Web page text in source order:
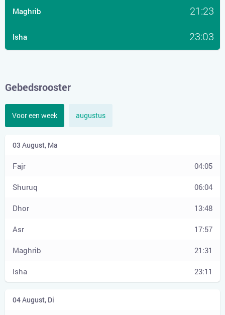
Maghrib 21:23
Isha 23:03
Gebedsrooster
Voor een week augustus
04:05
06:04
13:48
17:57
21:31
23:11